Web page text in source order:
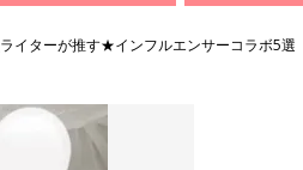
イターが推す★インフルエンサーコラボ5選